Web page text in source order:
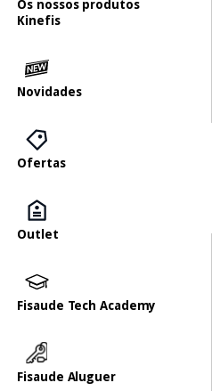
Os nossos produtos
Kinefis
Novidades
Ofertas
Outlet
Fisaude Tech Academy
Fisaude Aluguer